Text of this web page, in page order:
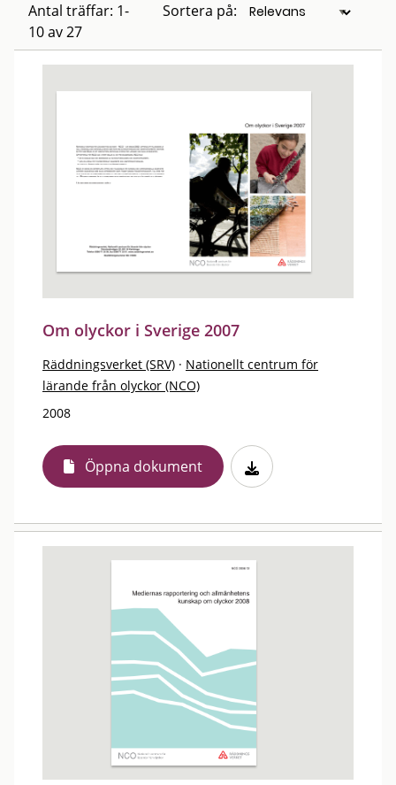
Antal träffar: 1-
10 av 27
Sortera på:
Om olyckor i Sverige 2007
Räddningsverket (SRV) · Nationellt centrum för
lärande från olyckor (NCO)
2008
Öppna dokument